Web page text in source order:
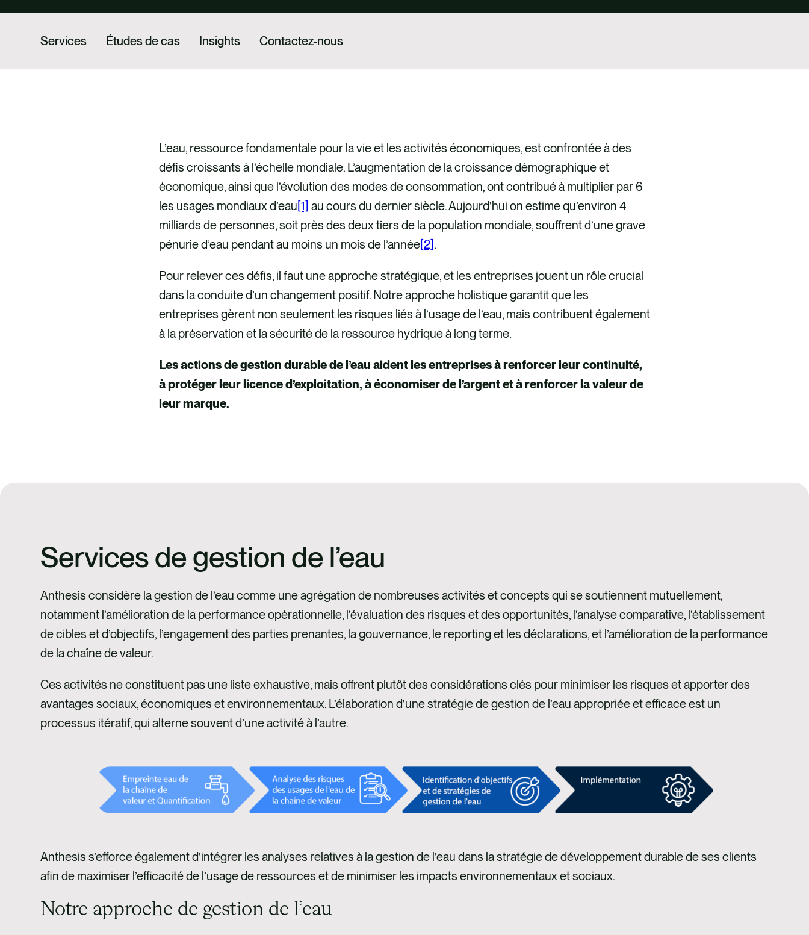
Services Études de cas Insights Contactez-nous
L’eau, ressource fondamentale pour la vie et les activités économiques, est confrontée à des
défis croissants à l’échelle mondiale. L’augmentation de la croissance démographique et
économique, ainsi que l’évolution des modes de consommation, ont contribué à multiplier par 6
les usages mondiaux d’eau[1] au cours du dernier siècle. Aujourd’hui on estime qu’environ 4
milliards de personnes, soit près des deux tiers de la population mondiale, souffrent d’une grave
pénurie d’eau pendant au moins un mois de l’année[2].
Pour relever ces défis, il faut une approche stratégique, et les entreprises jouent un rôle crucial
dans la conduite d’un changement positif. Notre approche holistique garantit que les
entreprises gèrent non seulement les risques liés à l’usage de l’eau, mais contribuent également
à la préservation et la sécurité de la ressource hydrique à long terme.
Les actions de gestion durable de l’eau aident les entreprises à renforcer leur continuité,
à protéger leur licence d’exploitation, à économiser de l’argent et à renforcer la valeur de
leur marque.
Services de gestion de l’eau
Anthesis considère la gestion de l’eau comme une agrégation de nombreuses activités et concepts qui se soutiennent mutuellement,
notamment l’amélioration de la performance opérationnelle, l’évaluation des risques et des opportunités, l’analyse comparative, l’établissement
de cibles et d’objectifs, l’engagement des parties prenantes, la gouvernance, le reporting et les déclarations, et l’amélioration de la performance
de la chaîne de valeur.
Ces activités ne constituent pas une liste exhaustive, mais offrent plutôt des considérations clés pour minimiser les risques et apporter des
avantages sociaux, économiques et environnementaux. L’élaboration d’une stratégie de gestion de l’eau appropriée et efficace est un
processus itératif, qui alterne souvent d’une activité à l’autre.
Anthesis s’efforce également d’intégrer les analyses relatives à la gestion de l’eau dans la stratégie de développement durable de ses clients
afin de maximiser l’efficacité de l’usage de ressources et de minimiser les impacts environnementaux et sociaux.
Notre approche de gestion de l’eau